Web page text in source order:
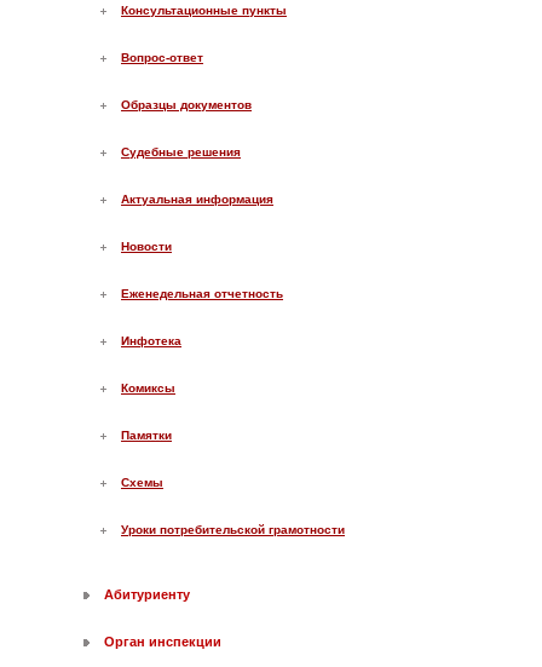
Консультационные пункты
Вопрос-ответ
Образцы документов
Судебные решения
Актуальная информация
Новости
Еженедельная отчетность
Инфотека
Комиксы
Памятки
Схемы
Уроки потребительской грамотности
Абитуриенту
Орган инспекции